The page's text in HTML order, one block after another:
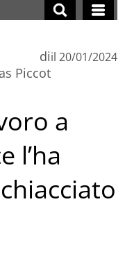
di
Piccot
il 20/01/2024
a
l’ha